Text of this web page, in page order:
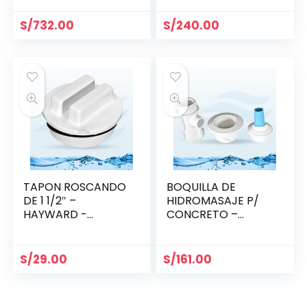
S/732.00 S/240.00
TAPON ROSCANDO
DE 1 1/2″ –
HAYWARD -
S/29.00
BOQUILLA DE
HIDROMASAJE P/
CONCRETO –
S/161.00